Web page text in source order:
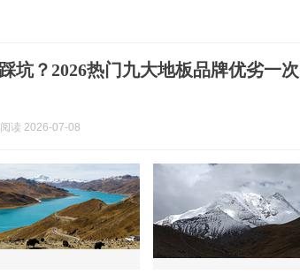
坑？2026热门九大地板品牌优劣一次
读 2026-07-08